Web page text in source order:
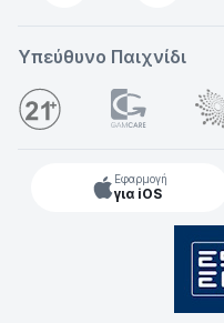
Υπεύθυνο Παιχνίδι
Εφαρμογή
για iOS